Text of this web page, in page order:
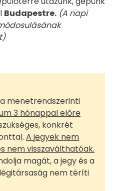
Budapestre. (A napi
menetrendszerinti
3 hónappal előre
konkrét
A jegyek nem
nem visszaválthatóak.
magát, a jegy és a
nem téríti